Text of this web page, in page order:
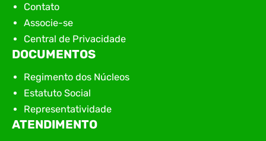
Contato
Associe-se
Central de Privacidade
DOCUMENTOS
Regimento dos Núcleos
Estatuto Social
Representatividade
ATENDIMENTO